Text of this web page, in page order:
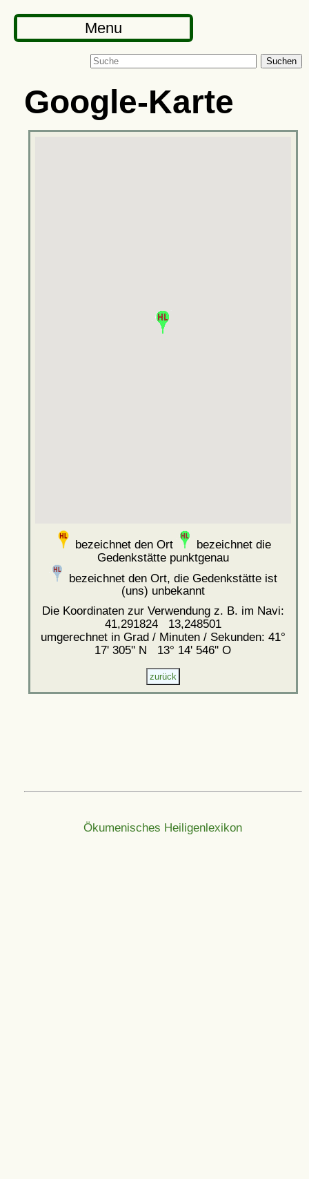
Menu
Suchen
Google-Karte
bezeichnet den Ort
bezeichnet die
Gedenkstätte punktgenau
bezeichnet den Ort, die Gedenkstätte ist
(uns) unbekannt
Die Koordinaten zur Verwendung z. B. im Navi:
41,291824 13,248501
umgerechnet in Grad / Minuten / Sekunden: 41°
17' 305'' N 13° 14' 546'' O
Ökumenisches Heiligenlexikon